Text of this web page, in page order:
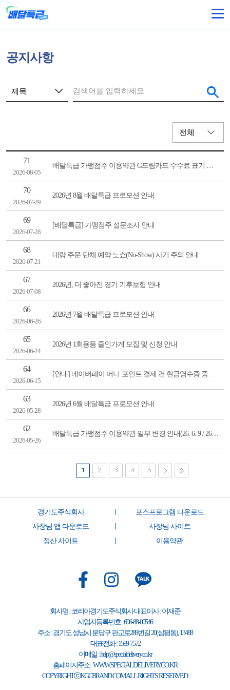
공지사항
71
2026-08-05
배달특급 가맹점주 이용약관 G드림카드 수수료 표기 정정 안내
70
2026-07-29
2026년 8월 배달특급 프로모션 안내
69
2026-07-28
[배달특급] 가맹점주 설문조사 안내
68
2026-07-21
대량 주문·단체 예약 노쇼(No-Show) 사기 주의 안내
67
2026-07-08
2026년, 더 좋아진 경기 기후보험 안내
66
2026-06-26
2026년 7월 배달특급 프로모션 안내
65
2026-06-24
2026년 1회용품 줄인가게 모집 및 신청 안내
64
2026-06-15
[안내] 네이버페이 머니·포인트 결제 건 현금영수증 중복 발행 및 취소 조치 안내
63
2026-05-28
2026년 6월 배달특급 프로모션 안내
62
2026-05-26
배달특급 가맹점주 이용약관 일부 변경 안내(26. 6. 9 / 26. 6. 29 시행)
1 2 3 4 5
경기도주식회사
포스프로그램 다운로드
사장님 앱 다운로드
사장님 사이트
정산 사이트
이용약관
회사명 : 코리아경기도주식회사 대표이사 : 이재준
사업자등록번호 : 696-88-00546
주소 : 경기도 성남시 분당구 판교로289번길 20(삼평동), 13488
대표전화 : 1599-7572
이메일 : help@specialdelivery.co.kr
홈페이지주소 : WWW.SPECIALDELIVERY.CO.KR
COPYRIGHTⓒKGCBRAND.COM ALL RIGHTS RESERVED.